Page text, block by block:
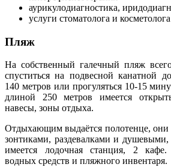
аурикулодиагностика,
услуги стоматолога и косметолога
Пляж
На собственный галечный пляж
спуститься на подвесной канатной
140 метров или прогуляться 10-15
длиной 250 метров имеется
навесы, зоны отдыха.
Отдыхающим выдаётся полотенце, они
зонтиками, раздевалками и душевыми,
имеется лодочная станция, 2 кафе.
водных средств и пляжного инвентаря.